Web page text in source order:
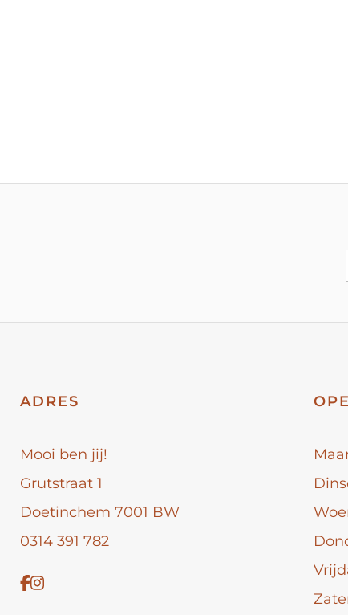
ADRES
Mooi ben jij!
Grutstraat 1
Doetinchem 7001 BW
0314 391 782